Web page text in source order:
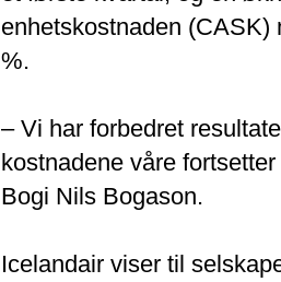
enhetskostnaden
%.
– Vi har forbedret
kostnadene våre
Bogi Nils Bogason.
Icelandair viser til